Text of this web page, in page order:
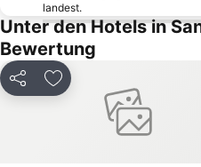
Teis
Estación de Tren de Vigo
Rodas
Praia de Panxón
Santa María de Baiona
landest.
Unter den Hotels in
Bewertung
Teilen Zu Favoriten